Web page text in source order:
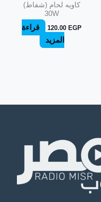
كاويه لحام (شفاط)
30W
120.00 EGP
قراءة
المزيد